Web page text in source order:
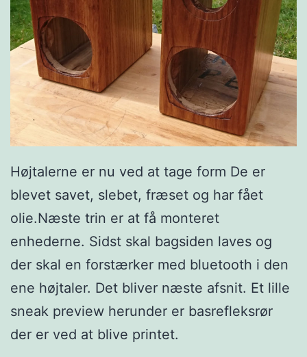
Højtalerne er nu ved at tage form De er
blevet savet, slebet, fræset og har fået
olie.Næste trin er at få monteret
enhederne. Sidst skal bagsiden laves og
der skal en forstærker med bluetooth i den
ene højtaler. Det bliver næste afsnit. Et lille
sneak preview herunder er basrefleksrør
der er ved at blive printet.